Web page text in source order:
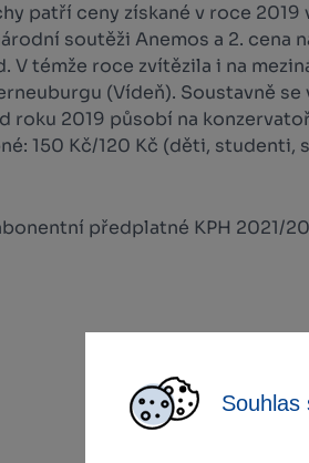
Souhlas
patří ceny získané v roce 2019
soutěži Anemos a 2. cena
V témže roce zvítězila i na
(Vídeň). Soustavně
roku 2019 působí na
150 Kč/120 Kč (děti, studenti,
předplatné KPH 2021/